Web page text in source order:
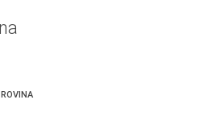
ROVINA